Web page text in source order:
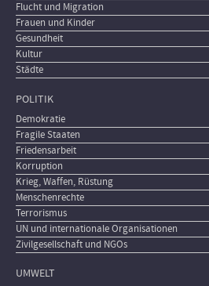
Flucht und Migration
Frauen und Kinder
Gesundheit
Kultur
Städte
POLITIK
Demokratie
Fragile Staaten
Friedensarbeit
Korruption
Krieg, Waffen, Rüstung
Menschenrechte
Terrorismus
UN und internationale Organisationen
Zivilgesellschaft und NGOs
UMWELT